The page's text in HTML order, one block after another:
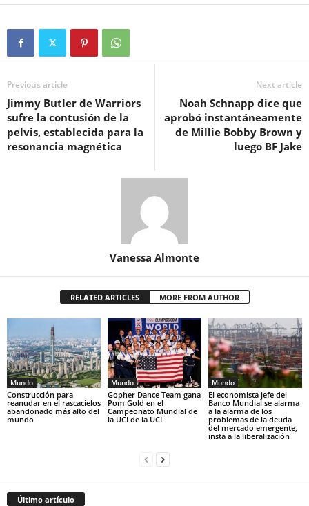
Previous article
Jimmy Butler de Warriors
sufre la contusión de la
pelvis, establecida para la
resonancia magnética
Next article
Noah Schnapp dice que
aprobó instantáneamente
de Millie Bobby Brown y
luego BF Jake
Vanessa Almonte
RELATED ARTICLES MORE FROM AUTHOR
Mundo
Construcción para
reanudar en el rascacielos
abandonado más alto del
mundo
Mundo
Gopher Dance Team gana
Pom Gold en el
Campeonato Mundial de
la UCI de la UCI
Mundo
El economista jefe del
Banco Mundial se alarma
a la alarma de los
problemas de la deuda
del mercado emergente,
insta a la liberalización
Último artículo